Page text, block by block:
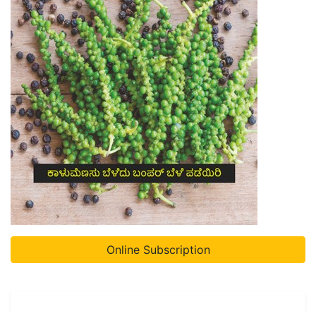
Online Subscription